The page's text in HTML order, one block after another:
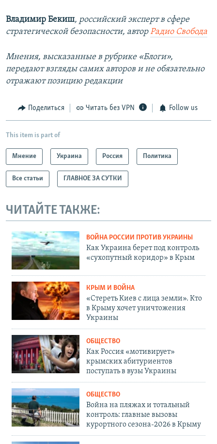
Владимир Бекиш, российский эксперт в сфере
стратегической безопасности, авторРадио Свобода
Мнения, высказанные в рубрике «Блоги»,
передают взгляды самих авторов и не обязательно
отражают позицию редакции
Поделиться Читать без VPN Follow us
This item is part of
Мнение Украина Россия Политика
Все статьи ГЛАВНОЕ ЗА СУТКИ
ЧИТАЙТЕ ТАКЖЕ:
ВОЙНА РОССИИ ПРОТИВ УКРАИНЫ
Как Украина берет под контроль
«сухопутный коридор» в Крым
КРЫМ И ВОЙНА
«Стереть Киев с лица земли». Кто
в Крыму хочет уничтожения
Украины
ОБЩЕСТВО
Как Россия «мотивирует»
крымских абитуриентов
поступать в вузы Украины
ОБЩЕСТВО
Война на пляжах и тотальный
контроль: главные вызовы
курортного сезона-2026 в Крыму